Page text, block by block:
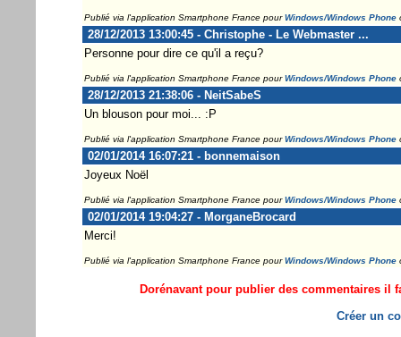
Publié via l'application Smartphone France pourWindows/Windows Phone
28/12/2013 13:00:45 - Christophe - Le Webmaster ...
Personne pour dire ce qu'il a reçu?
Publié via l'application Smartphone France pourWindows/Windows Phone
28/12/2013 21:38:06 - NeitSabeS
Un blouson pour moi... :P
Publié via l'application Smartphone France pourWindows/Windows Phone
02/01/2014 16:07:21 - bonnemaison
Joyeux Noël
Publié via l'application Smartphone France pourWindows/Windows Phone
02/01/2014 19:04:27 - MorganeBrocard
Merci!
Publié via l'application Smartphone France pourWindows/Windows Phone
Dorénavant pour publier des commentaires il
Créer un